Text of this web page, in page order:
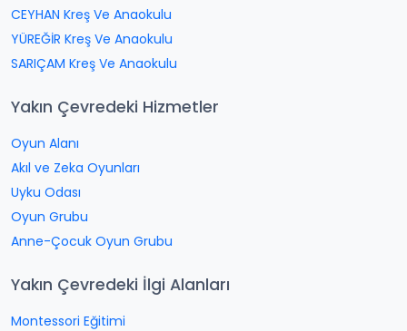
CEYHAN Kreş Ve Anaokulu
YÜREĞİR Kreş Ve Anaokulu
SARIÇAM Kreş Ve Anaokulu
Yakın Çevredeki Hizmetler
Oyun Alanı
Akıl ve Zeka Oyunları
Uyku Odası
Oyun Grubu
Anne-Çocuk Oyun Grubu
Yakın Çevredeki İlgi Alanları
Montessori Eğitimi